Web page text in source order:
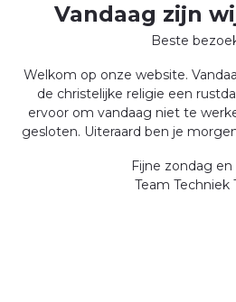
Vandaag zijn
Beste
Welkom op onze website.
de christelijke religie een
ervoor om vandaag niet te
gesloten. Uiteraard ben je
Fijne zondag
Team Techniek